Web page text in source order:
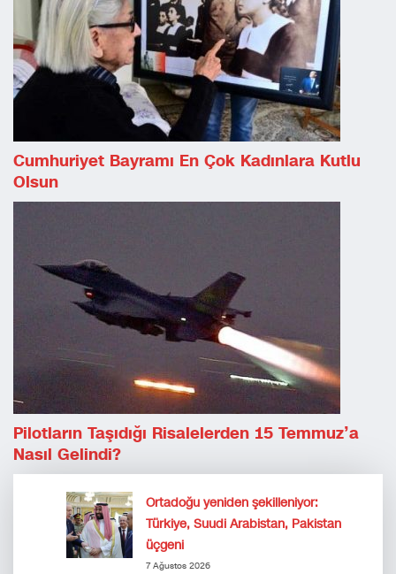
Cumhuriyet Bayramı En Çok Kadınlara Kutlu
Olsun
Pilotların Taşıdığı Risalelerden 15 Temmuz’a
Nasıl Gelindi?
Ortadoğu yeniden şekilleniyor:
Türkiye, Suudi Arabistan, Pakistan
üçgeni
7 Ağustos 2026